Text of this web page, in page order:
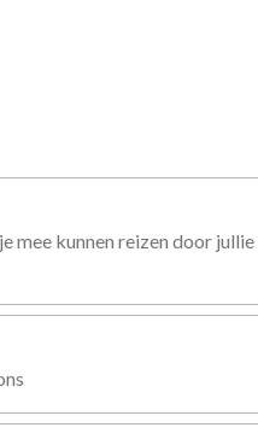
mee kunnen reizen door